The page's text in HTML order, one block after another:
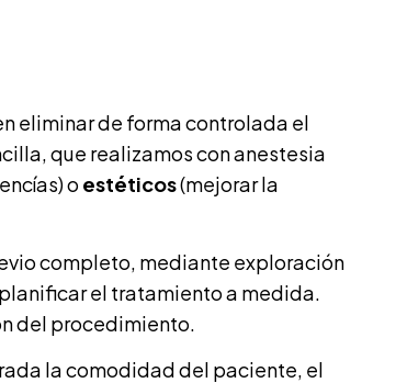
eliminar de forma controlada el
que realizamos con anestesia
o estéticos(mejorar la
completo, mediante exploración
el tratamiento a medida.
del procedimiento.
la comodidad del paciente, el